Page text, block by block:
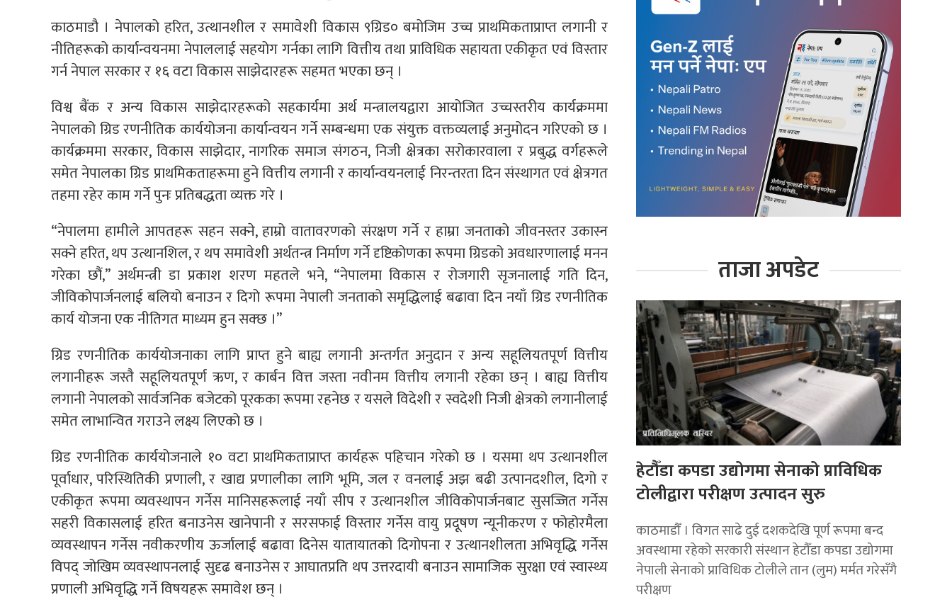
काठमाडौ । नेपालको हरित, उत्थानशील र समावेशी विकास ९ग्रिड० बमोजिम उच्च प्राथमिकताप्राप्त लगानी र
नीतिहरूको कार्यान्वयनमा नेपाललाई सहयोग गर्नका लागि वित्तीय तथा प्राविधिक सहायता एकीकृत एवं विस्तार
गर्न नेपाल सरकार र १६ वटा विकास साझेदारहरू सहमत भएका छन् ।
विश्व बैंक र अन्य विकास साझेदारहरूको सहकार्यमा अर्थ मन्त्रालयद्वारा आयोजित उच्चस्तरीय कार्यक्रममा
नेपालको ग्रिड रणनीतिक कार्ययोजना कार्यान्वयन गर्ने सम्बन्धमा एक संयुक्त वक्तव्यलाई अनुमोदन गरिएको छ ।
कार्यक्रममा सरकार, विकास साझेदार, नागरिक समाज संगठन, निजी क्षेत्रका सरोकारवाला र प्रबुद्ध वर्गहरूले
समेत नेपालका ग्रिड प्राथमिकताहरूमा हुने वित्तीय लगानी र कार्यान्वयनलाई निरन्तरता दिन संस्थागत एवं क्षेत्रगत
तहमा रहेर काम गर्ने पुनः प्रतिबद्धता व्यक्त गरे ।
“नेपालमा हामीले आपतहरू सहन सक्ने, हाम्रो वातावरणको संरक्षण गर्ने र हाम्रा जनताको जीवनस्तर उकास्न
सक्ने हरित, थप उत्थानशिल, र थप समावेशी अर्थतन्त्र निर्माण गर्ने दृष्टिकोणका रूपमा ग्रिडको अवधारणालाई मनन
गरेका छौं,” अर्थमन्त्री डा प्रकाश शरण महतले भने, “नेपालमा विकास र रोजगारी सृजनालाई गति दिन,
जीविकोपार्जनलाई बलियो बनाउन र दिगो रूपमा नेपाली जनताको समृद्धिलाई बढावा दिन नयाँ ग्रिड रणनीतिक
कार्य योजना एक नीतिगत माध्यम हुन सक्छ ।”
ग्रिड रणनीतिक कार्ययोजनाका लागि प्राप्त हुने बाह्य लगानी अन्तर्गत अनुदान र अन्य सहूलियतपूर्ण वित्तीय
लगानीहरू जस्तै सहूलियतपूर्ण ऋण, र कार्बन वित्त जस्ता नवीनम वित्तीय लगानी रहेका छन् । बाह्य वित्तीय
लगानी नेपालको सार्वजनिक बजेटको पूरकका रूपमा रहनेछ र यसले विदेशी र स्वदेशी निजी क्षेत्रको लगानीलाई
समेत लाभान्वित गराउने लक्ष्य लिएको छ ।
ग्रिड रणनीतिक कार्ययोजनाले १० वटा प्राथमिकताप्राप्त कार्यहरू पहिचान गरेको छ । यसमा थप उत्थानशील
पूर्वाधार, परिस्थितिकी प्रणाली, र खाद्य प्रणालीका लागि भूमि, जल र वनलाई अझ बढी उत्पानदशील, दिगो र
एकीकृत रूपमा व्यवस्थापन गर्नेस मानिसहरूलाई नयाँ सीप र उत्थानशील जीविकोपार्जनबाट सुसज्जित गर्नेस
सहरी विकासलाई हरित बनाउनेस खानेपानी र सरसफाई विस्तार गर्नेस वायु प्रदूषण न्यूनीकरण र फोहोरमैला
व्यवस्थापन गर्नेस नवीकरणीय ऊर्जालाई बढावा दिनेस यातायातको दिगोपना र उत्थानशीलता अभिवृद्धि गर्नेस
विपद् जोखिम व्यवस्थापनलाई सुदृढ बनाउनेस र आघातप्रति थप उत्तरदायी बनाउन सामाजिक सुरक्षा एवं स्वास्थ्य
प्रणाली अभिवृद्धि गर्ने विषयहरू समावेश छन् ।
ताजा अपडेट
हेटौँडा कपडा उद्योगमा सेनाको प्राविधिक
टोलीद्वारा परीक्षण उत्पादन सुरु
काठमाडौँ । विगत साढे दुई दशकदेखि पूर्ण रूपमा बन्द
अवस्थामा रहेको सरकारी संस्थान हेटौँडा कपडा उद्योगमा
नेपाली सेनाको प्राविधिक टोलीले तान (लुम) मर्मत गरेसँगै
परीक्षण